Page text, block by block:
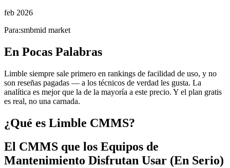
feb 2026
Para:smbmid market
En Pocas Palabras
Limble siempre sale primero en rankings de facilidad de uso, y no
son reseñas pagadas — a los técnicos de verdad les gusta. La
analítica es mejor que la de la mayoría a este precio. Y el plan gratis
es real, no una carnada.
¿Qué es Limble CMMS?
El CMMS que los Equipos de
Mantenimiento Disfrutan Usar (En Serio)